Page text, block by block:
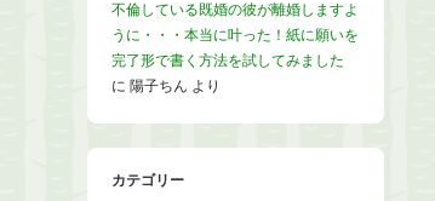
不倫している既婚の彼が離婚しますよ
うに・・・本当に叶った！紙に願いを
完了形で書く方法を試してみました
に 陽子ちん より
カテゴリー